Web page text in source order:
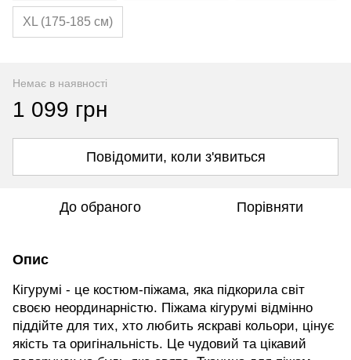
XL (175-185 см)
Немає в наявності
1 099 грн
Повідомити, коли з'явиться
До обраного Порівняти
Опис
Кігурумі - це костюм-піжама, яка підкорила світ
своєю неординарністю. Піжама кігурумі відмінно
піддійте для тих, хто любить яскраві кольори, цінує
якість та оригінальність. Це чудовий та цікавий